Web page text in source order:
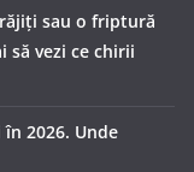
sau o friptură
să vezi ce chirii
2026. Unde